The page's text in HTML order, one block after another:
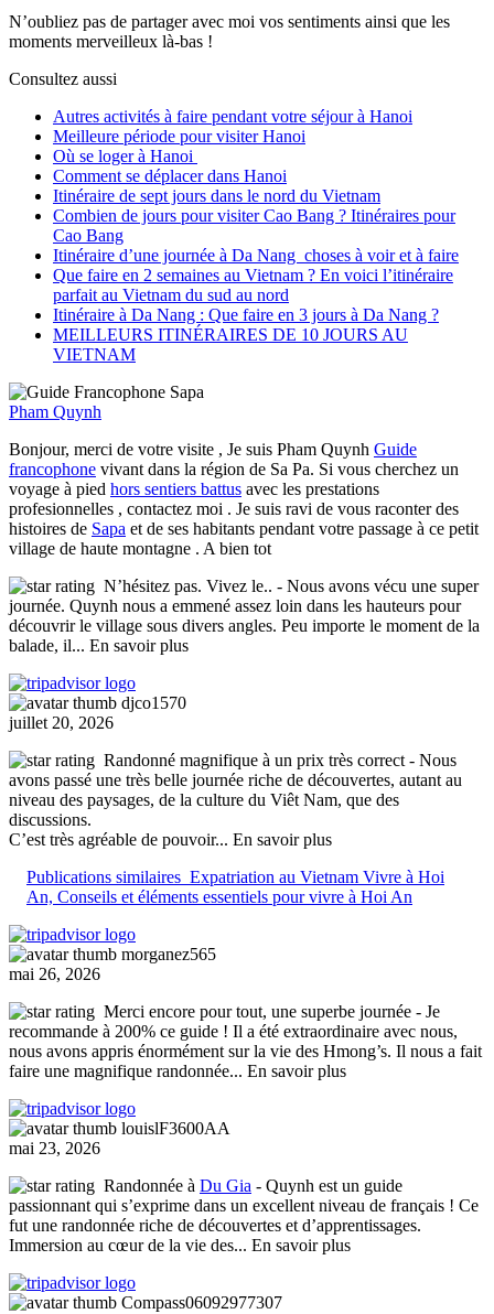
N’oubliez pas de partager avec moi vos sentiments ainsi que les
moments merveilleux là-bas !
Consultez aussi
Autres activités à faire pendant votre séjour à Hanoi
Meilleure période pour visiter Hanoi
Où se loger à Hanoi
Comment se déplacer dans Hanoi
Itinéraire de sept jours dans le nord du Vietnam
Combien de jours pour visiter Cao Bang ? Itinéraires pour
Cao Bang
Itinéraire d’une journée à Da Nang choses à voir et à faire
Que faire en 2 semaines au Vietnam ? En voici l’itinéraire
parfait au Vietnam du sud au nord
Itinéraire à Da Nang : Que faire en 3 jours à Da Nang ?
MEILLEURS ITINÉRAIRES DE 10 JOURS AU
VIETNAM
Pham Quynh
Bonjour, merci de votre visite , Je suis Pham Quynh Guide
francophone vivant dans la région de Sa Pa. Si vous cherchez un
voyage à pied hors sentiers battus avec les prestations
profesionnelles , contactez moi . Je suis ravi de vous raconter des
histoires de Sapa et de ses habitants pendant votre passage à ce petit
village de haute montagne . A bien tot
N’hésitez pas. Vivez le.. - Nous avons vécu une super
journée. Quynh nous a emmené assez loin dans les hauteurs pour
découvrir le village sous divers angles. Peu importe le moment de la
balade, il... En savoir plus
djco1570
juillet 20, 2026
Randonné magnifique à un prix très correct - Nous
avons passé une très belle journée riche de découvertes, autant au
niveau des paysages, de la culture du Viêt Nam, que des
discussions.
C’est très agréable de pouvoir... En savoir plus
Publications similaires Expatriation au Vietnam Vivre à Hoi
An, Conseils et éléments essentiels pour vivre à Hoi An
morganez565
mai 26, 2026
Merci encore pour tout, une superbe journée - Je
recommande à 200% ce guide ! Il a été extraordinaire avec nous,
nous avons appris énormément sur la vie des Hmong’s. Il nous a fait
faire une magnifique randonnée... En savoir plus
louislF3600AA
mai 23, 2026
Randonnée à Du Gia - Quynh est un guide
passionnant qui s’exprime dans un excellent niveau de français ! Ce
fut une randonnée riche de découvertes et d’apprentissages.
Immersion au cœur de la vie des... En savoir plus
Compass06092977307